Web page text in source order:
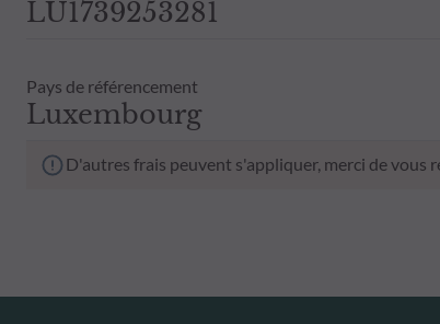
LU1739253281
Pays de référencement
Luxembourg
D'autres frais peuvent s'appliquer, merci de vous